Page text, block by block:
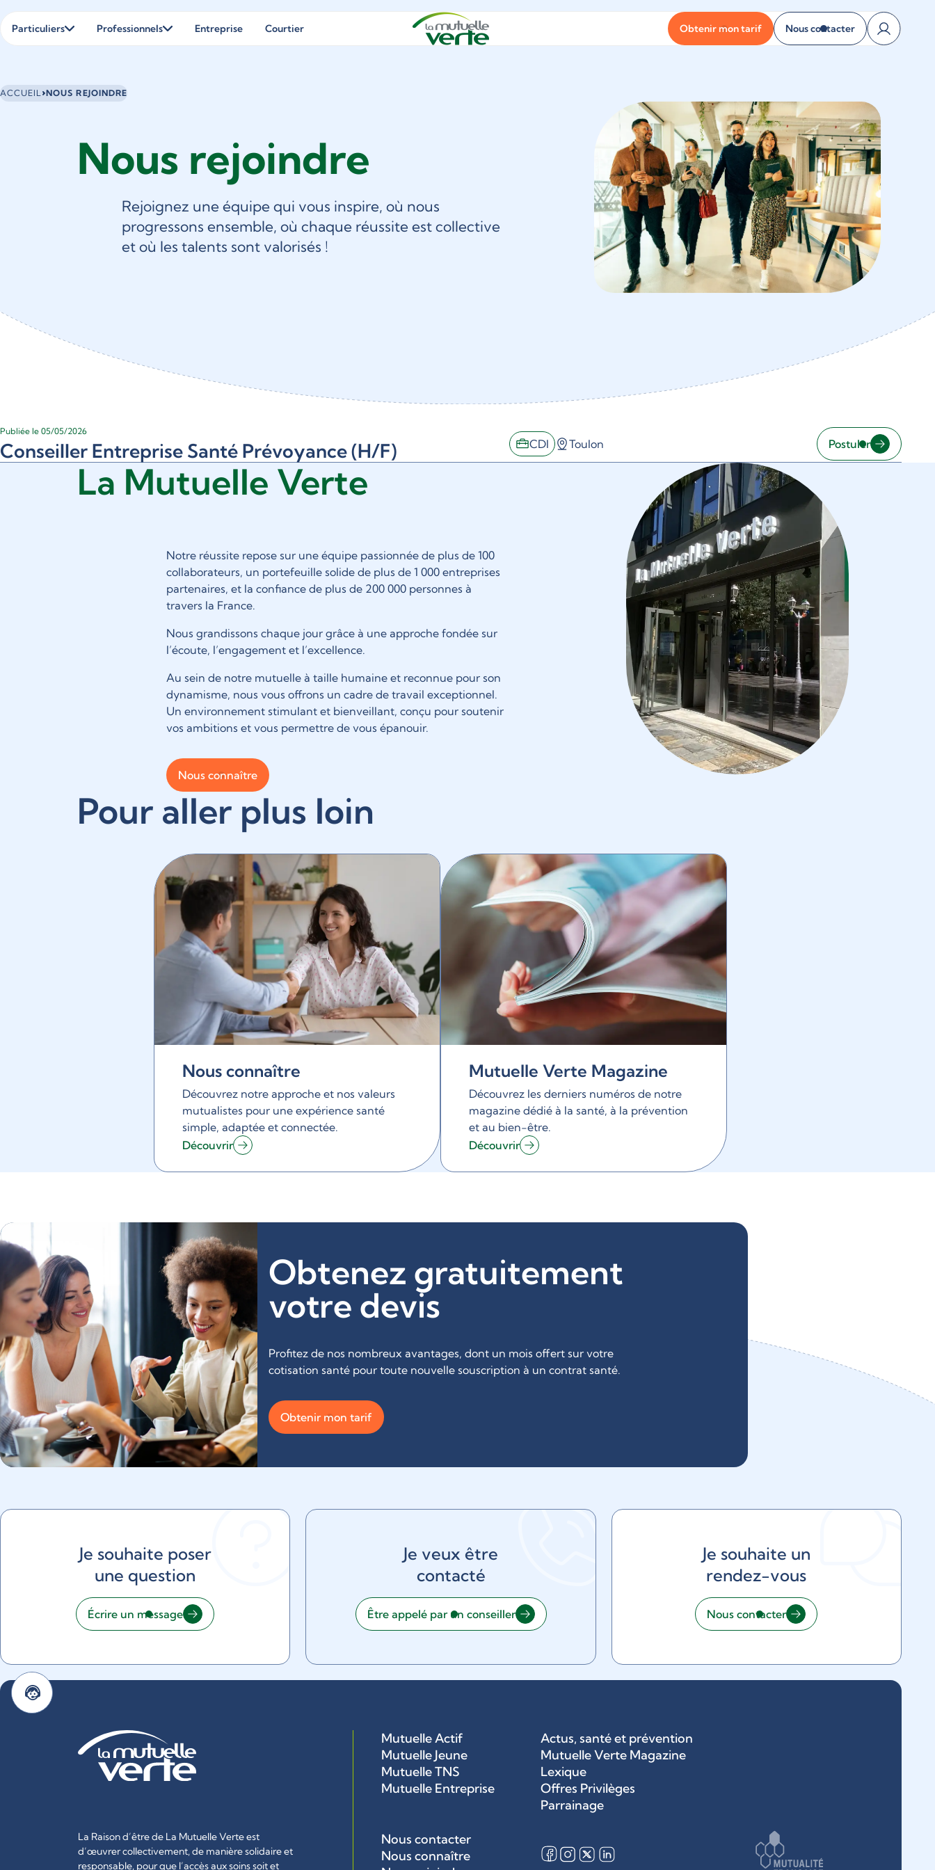
Particuliers Professionnels Entreprise Courtier Obtenir mon tarif Nous contacter
Vous
ACCUEIL NOUS REJOINDRE
Nous rejoindre
Rejoignez une équipe qui vous inspire, où nous
progressons ensemble, où chaque réussite est collective
et où les talents sont valorisés !
Publiée le 05/05/2026
Conseiller Entreprise Santé Prévoyance (H/F) CDI Toulon Postuler
La Mutuelle Verte
Notre réussite repose sur une équipe passionnée de plus de 100
collaborateurs, un portefeuille solide de plus de 1 000 entreprises
partenaires, et la confiance de plus de 200 000 personnes à
travers la France.
Nous grandissons chaque jour grâce à une approche fondée sur
l’écoute, l’engagement et l’excellence.
Au sein de notre mutuelle à taille humaine et reconnue pour son
dynamisme, nous vous offrons un cadre de travail exceptionnel.
Un environnement stimulant et bienveillant, conçu pour soutenir
vos ambitions et vous permettre de vous épanouir.
Nous connaître
Pour aller plus loin
Nous connaître
Découvrez notre approche et nos valeurs
mutualistes pour une expérience santé
simple, adaptée et connectée.
Découvrir
Mutuelle Verte Magazine
Découvrez les derniers numéros de notre
magazine dédié à la santé, à la prévention
et au bien-être.
Découvrir
Obtenez gratuitement
votre devis
Profitez de nos nombreux avantages, dont un mois offert sur votre
cotisation santé pour toute nouvelle souscription à un contrat santé.
Obtenir mon tarif
Je souhaite poser
une question
Écrire un message
Je veux être
contacté
Être appelé par un conseiller
Je souhaite un
rendez-vous
Nous contacter
La Raison d’être de La Mutuelle Verte est
d’œuvrer collectivement, de manière solidaire et
responsable, pour que l’accès aux soins soit et
Mutuelle Actif
Mutuelle Jeune
Mutuelle TNS
Mutuelle Entreprise
Actus, santé et prévention
Mutuelle Verte Magazine
Lexique
Offres Privilèges
Parrainage
Nous contacter
Nous connaître